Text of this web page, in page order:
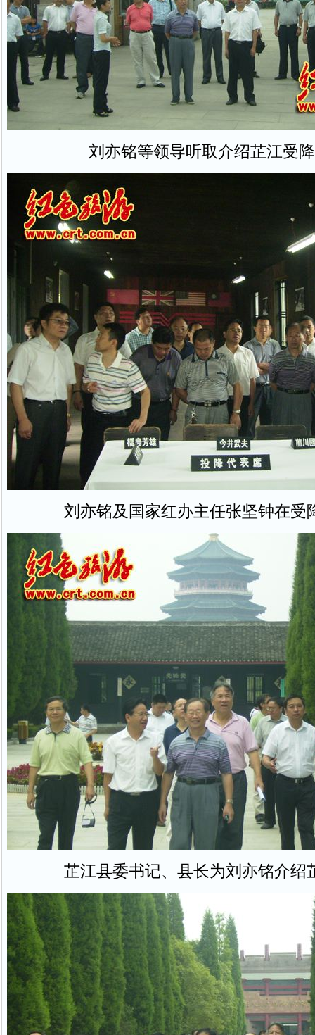
刘亦铭等领导听取介绍芷江受
刘亦铭及国家红办主任张坚钟在受
芷江县委书记、县长为刘亦铭介绍